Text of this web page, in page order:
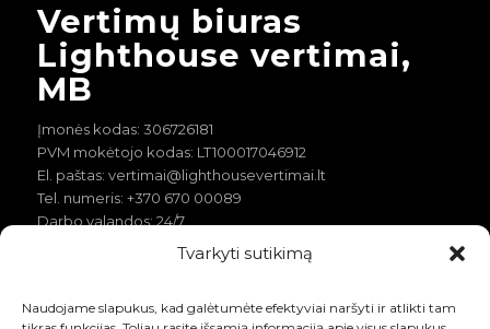
Tvarkyti sutikimą
Naudojame slapukus, kad galėtumėte efektyviai naršyti ir atlikti tam
Vertimų biuras
Lighthouse vertimai,
MB
Įmonės kodas: 306726181
PVM mokėtojo kodas: LT100017046912
El. paštas: vertimai@lighthousevertimai.lt
Tel. numeris: +370 670 00089
Darbo valandos: 24/7